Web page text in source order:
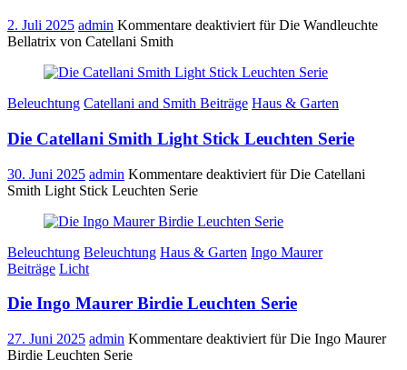
2. Juli 2025 admin Kommentare deaktiviert für Die Wandleuchte
Bellatrix von Catellani Smith
Beleuchtung Catellani and Smith Beiträge Haus & Garten
Die Catellani Smith Light Stick Leuchten Serie
30. Juni 2025 admin Kommentare deaktiviert für Die Catellani
Smith Light Stick Leuchten Serie
Beleuchtung Beleuchtung Haus & Garten Ingo Maurer
Beiträge Licht
Die Ingo Maurer Birdie Leuchten Serie
27. Juni 2025 admin Kommentare deaktiviert für Die Ingo Maurer
Birdie Leuchten Serie